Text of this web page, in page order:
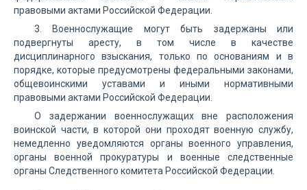
правовыми актами Российской Федерации.
3. Военнослужащие могут быть задержаны или
подвергнуты аресту, в том числе в качестве
дисциплинарного взыскания, только по основаниям и в
порядке, которые предусмотрены федеральными законами,
общевоинскими уставами и иными нормативными
правовыми актами Российской Федерации.
О задержании военнослужащих вне расположения
воинской части, в которой они проходят военную службу,
немедленно уведомляются органы военного управления,
органы военной прокуратуры и военные следственные
органы Следственного комитета Российской Федерации.